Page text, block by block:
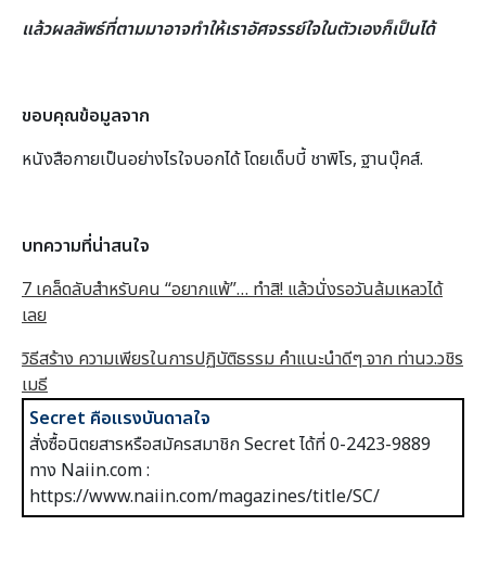
แล้วผลลัพธ์ที่ตามมาอาจทำให้เราอัศจรรย์ใจในตัวเองก็เป็นได้
ขอบคุณข้อมูลจาก
หนังสือกายเป็นอย่างไรใจบอกได้ โดยเด็บบี้ ชาพิโร, ฐานบุ๊คส์.
บทความที่น่าสนใจ
7 เคล็ดลับสำหรับคน “อยากแพ้”… ทำสิ! แล้วนั่งรอวันล้มเหลวได้
เลย
วิธีสร้าง ความเพียรในการปฏิบัติธรรม คำแนะนำดีๆ จาก ท่านว.วชิร
เมธี
Secret คือแรงบันดาลใจ
สั่งซื้อนิตยสารหรือสมัครสมาชิก Secret ได้ที่ 0-2423-9889
ทาง Naiin.com :
https://www.naiin.com/magazines/title/SC/